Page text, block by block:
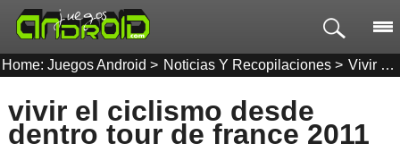
Home: Juegos Android > Noticias Y Recopilaciones > Vivir El Ciclismo Desde Dentro Tour De France 2011
vivir el ciclismo desde
dentro tour de france 2011